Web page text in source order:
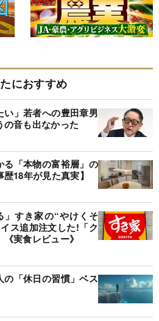
におすすめ
い」若者への豊田章男
音も出なかった
る「本物の富裕層」の
18年が見た真実】
」すき家の“やけくそ
ス追加注文した!「ク
実食レビュー》
「休日の習慣」ベス